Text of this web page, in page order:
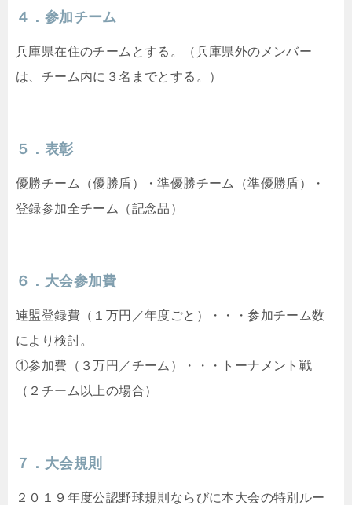
４．参加チーム
兵庫県在住のチームとする。（兵庫県外のメンバー
は、チーム内に３名までとする。）
５．表彰
優勝チーム（優勝盾）・準優勝チーム（準優勝盾）・
登録参加全チーム（記念品）
６．大会参加費
連盟登録費（１万円／年度ごと）・・・参加チーム数
により検討。
①参加費（３万円／チーム）・・・トーナメント戦
（２チーム以上の場合）
７．大会規則
２０１９年度公認野球規則ならびに本大会の特別ルー